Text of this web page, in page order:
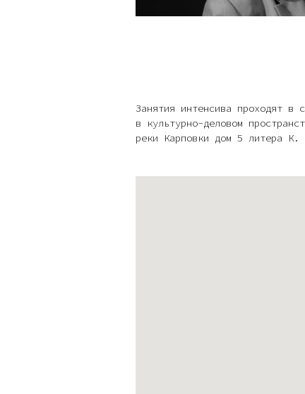
Занятия интенсива проходят в
в культурно-деловом
реки Карповки дом 5 литера К.